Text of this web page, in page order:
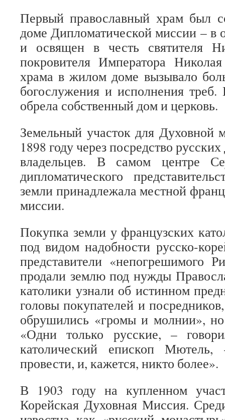
Первый православный храм был
доме Дипломатической миссии – в
и освящен в честь святителя
покровителя Императора
храма в жилом доме вызывало
богослужения и исполнения
обрела собственный дом и церковь.
Земельный участок для Духовной
1898 году через посредство
владельцев. В самом центре
дипломатического
земли принадлежала местной
миссии.
Покупка земли у французских
под видом надобности русско-
представители «непогрешимого
продали землю под нужды
католики узнали об истинном
головы покупателей и
обрушились «громы и молнии»,
«Одни только русские, –
католический епископ
провести, и, кажется, никто более».
В 1903 году на купленном
Корейская Духовная Миссия.